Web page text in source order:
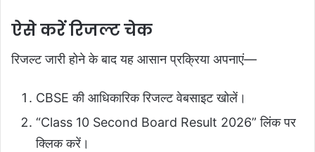
ऐसे करें रिजल्ट चेक
रिजल्ट जारी होने के बाद यह आसान प्रक्रिया अपनाएं—
CBSE की आधिकारिक रिजल्ट वेबसाइट खोलें।
“Class 10 Second Board Result 2026” लिंक पर
क्लिक करें।